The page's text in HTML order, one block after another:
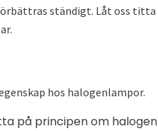
ständigt. Låt oss titta
hos halogenlampor.
på principen om